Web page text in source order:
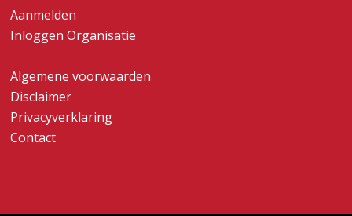
Aanmelden
Inloggen Organisatie
Algemene voorwaarden
Disclaimer
Privacyverklaring
Contact